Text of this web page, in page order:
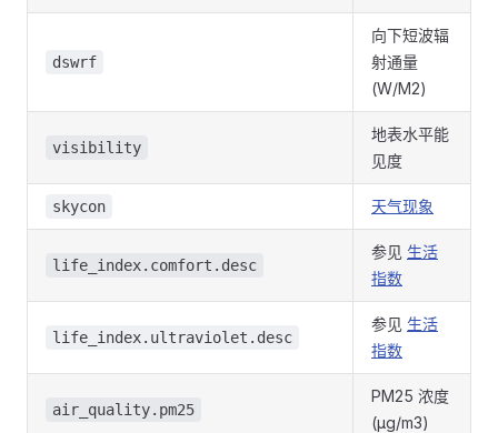
dswrf
向下短波辐
射通量
(W/M2)
visibility
地表水平能
见度
skycon 天气现象
life_index.comfort.desc
参见 生活
指数
life_index.ultraviolet.desc
参见 生活
指数
air_quality.pm25
PM25 浓度
(μg/m3)